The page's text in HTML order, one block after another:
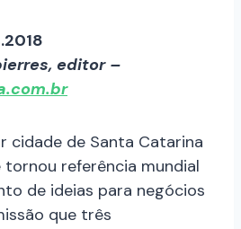
editor –
cidade de Santa Catarina
tornou referência mundial
de ideias para negócios
que três